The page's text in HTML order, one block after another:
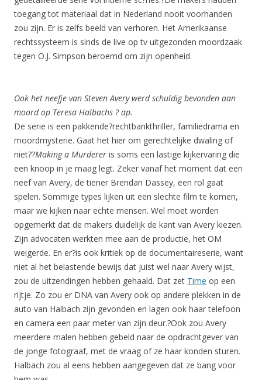
toegang tot materiaal dat in Nederland nooit voorhanden
zou zijn. Er is zelfs beeld van verhoren. Het Amerikaanse
rechtssysteem is sinds de live op tv uitgezonden moordzaak
tegen O.J. Simpson beroemd om zijn openheid.
Ook het neefje van Steven Avery werd schuldig bevonden aan
moord op Teresa Halbachs ? ap.
De serie is een pakkende?rechtbankthriller, familiedrama en
moordmysterie. Gaat het hier om gerechtelijke dwaling of
niet??Making a Murderer is soms een lastige kijkervaring die
een knoop in je maag legt. Zeker vanaf het moment dat een
neef van Avery, de tiener Brendan Dassey, een rol gaat
spelen. Sommige types lijken uit een slechte film te komen,
maar we kijken naar echte mensen. Wel moet worden
opgemerkt dat de makers duidelijk de kant van Avery kiezen.
Zijn advocaten werkten mee aan de productie, het OM
weigerde. En er?is ook kritiek op de documentaireserie, want
niet al het belastende bewijs dat juist wel naar Avery wijst,
zou de uitzendingen hebben gehaald. Dat zet Time op een
rijtje. Zo zou er DNA van Avery ook op andere plekken in de
auto van Halbach zijn gevonden en lagen ook haar telefoon
en camera een paar meter van zijn deur.?Ook zou Avery
meerdere malen hebben gebeld naar de opdrachtgever van
de jonge fotograaf, met de vraag of ze haar konden sturen.
Halbach zou al eens hebben aangegeven dat ze bang voor